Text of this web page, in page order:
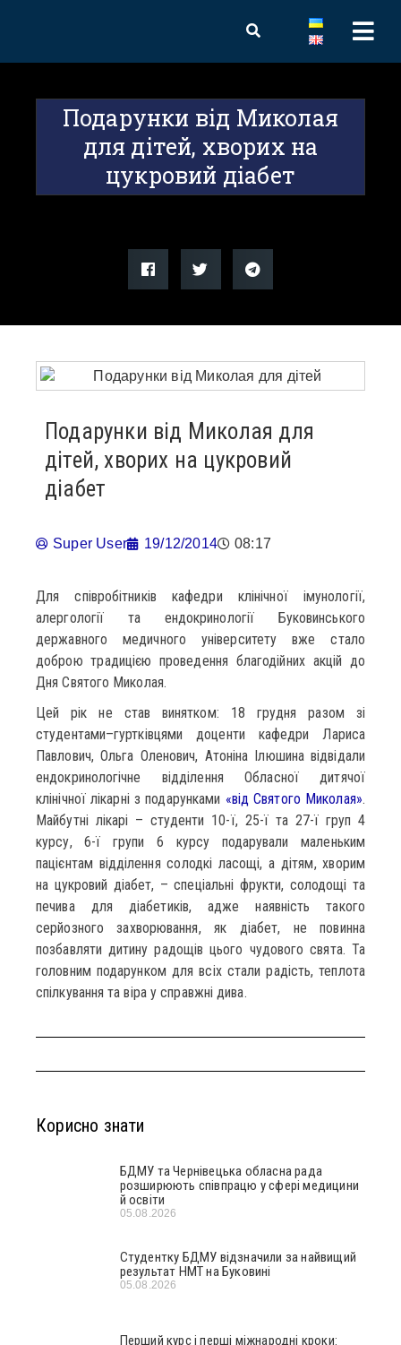
Подарунки від Миколая
для дітей, хворих на
цукровий діабет
Подарунки від Миколая для
дітей, хворих на цукровий
діабет
Super User 19/12/2014 08:17
Для співробітників кафедри клінічної імунології,
алергології та ендокринології Буковинського
державного медичного університету вже стало
доброю традицією проведення благодійних акцій до
Дня Святого Миколая.
Цей рік не став винятком: 18 грудня разом зі
студентами–гуртківцями доценти кафедри Лариса
Павлович, Ольга Оленович, Атоніна Ілюшина відвідали
ендокринологічне відділення Обласної дитячої
клінічної лікарні з подарунками «від Святого Миколая».
Майбутні лікарі – студенти 10-ї, 25-ї та 27-ї груп 4
курсу, 6-ї групи 6 курсу подарували маленьким
пацієнтам відділення солодкі ласощі, а дітям, хворим
на цукровий діабет, – спеціальні фрукти, солодощі та
печива для діабетиків, адже наявність такого
серйозного захворювання, як діабет, не повинна
позбавляти дитину радощів цього чудового свята. Та
головним подарунком для всіх стали радість, теплота
спілкування та віра у справжні дива.
Корисно знати
БДМУ та Чернівецька обласна рада
розширюють співпрацю у сфері медицини
й освіти
05.08.2026
Студентку БДМУ відзначили за найвищий
результат НМТ на Буковині
05.08.2026
Перший курс і перші міжнародні кроки: